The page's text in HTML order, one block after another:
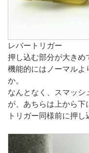
レバートリガー
押し込む部分が大きめ
機能的にはノーマルよ
か。
なんとなく、スマッシ
が、あちらは上から
トリガー同様前に押し